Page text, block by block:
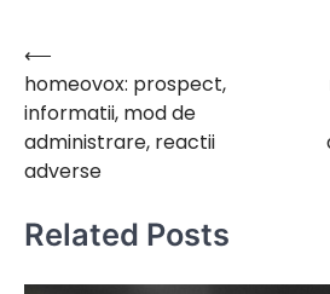
Navigare
în
articole
⟵
homeovox: prospect,
informatii, mod de
administrare, reactii
adverse
Related Posts